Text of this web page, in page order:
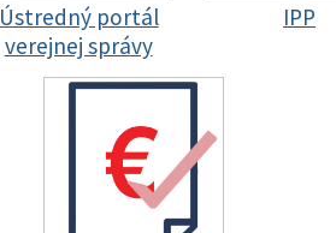
Ústredný portál
verejnej správy
IPP